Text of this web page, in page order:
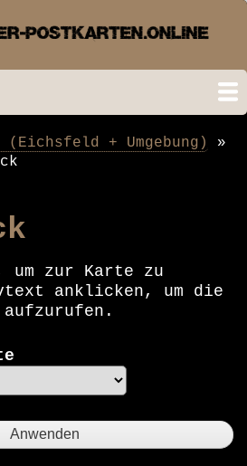
zum
Inhalt
+ Umgebung)
zur Karte zu
anklicken, um die